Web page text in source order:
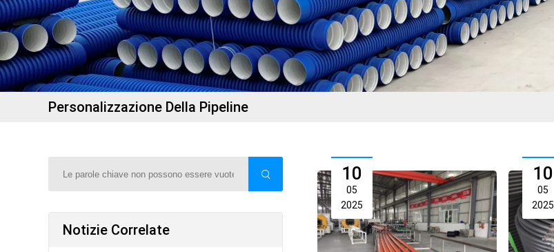
Personalizzazione Della Pipeline
Notizie Correlate
10
05
2025
10
05
2025